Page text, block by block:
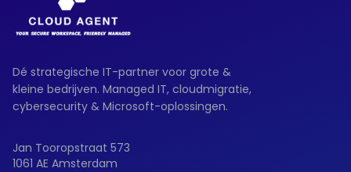
Dé strategische IT-partner voor grote &
kleine bedrijven. Managed IT, cloudmigratie,
cybersecurity & Microsoft-oplossingen.
Jan Tooropstraat 573
1061 AE Amsterdam